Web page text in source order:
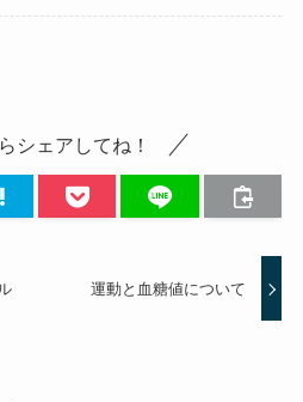
シェアしてね！
運動と血糖値について